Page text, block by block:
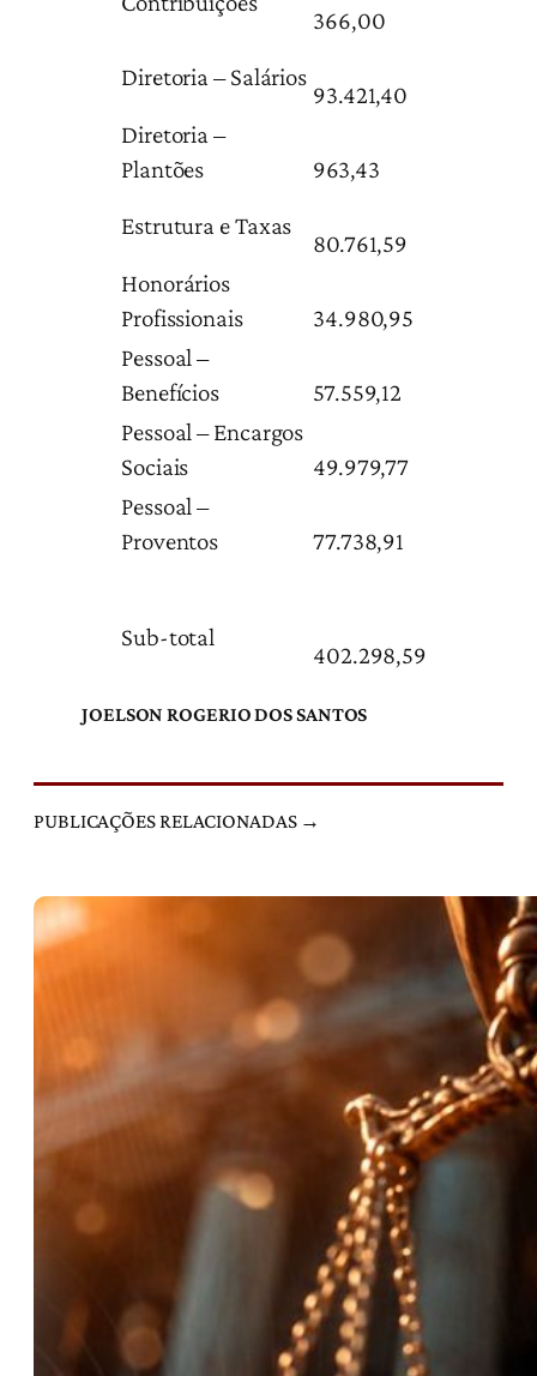
366,00
Diretoria – Salários
93.421,40
Diretoria –
Plantões
963,43
Estrutura e Taxas
80.761,59
Honorários
Profissionais
34.980,95
Pessoal –
Benefícios
57.559,12
Pessoal – Encargos
Sociais
49.979,77
Pessoal –
Proventos
77.738,91
Sub-total
402.298,59
JOELSON ROGERIO DOS SANTOS
PUBLICAÇÕES RELACIONADAS →